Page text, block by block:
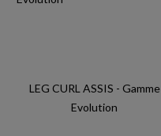
LEG CURL ASSIS - Gamme
Evolution